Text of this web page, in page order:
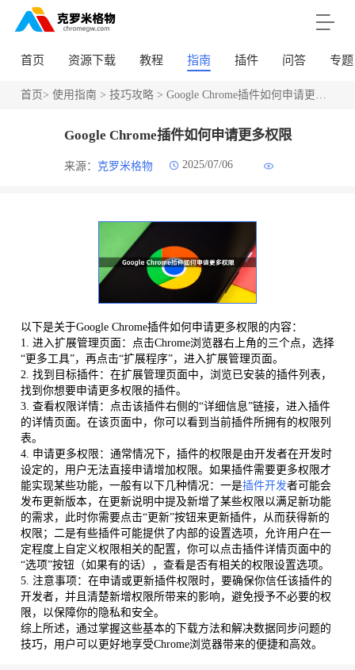
首页 资源下载 教程 指南 插件 问答 专题
首页> 使用指南 > 技巧攻略> Google Chrome插件如何申请更多权限
Google Chrome插件如何申请更多权限
来源： 克罗米格物 2025/07/06
以下是关于Google Chrome插件如何申请更多权限的内容：
1. 进入扩展管理页面：点击Chrome浏览器右上角的三个点，选择
“更多工具”，再点击“扩展程序”，进入扩展管理页面。
2. 找到目标插件：在扩展管理页面中，浏览已安装的插件列表，
找到你想要申请更多权限的插件。
3. 查看权限详情：点击该插件右侧的“详细信息”链接，进入插件
的详情页面。在该页面中，你可以看到当前插件所拥有的权限列
表。
4. 申请更多权限：通常情况下，插件的权限是由开发者在开发时
设定的，用户无法直接申请增加权限。如果插件需要更多权限才
能实现某些功能，一般有以下几种情况：一是插件开发者可能会
发布更新版本，在更新说明中提及新增了某些权限以满足新功能
的需求，此时你需要点击“更新”按钮来更新插件，从而获得新的
权限；二是有些插件可能提供了内部的设置选项，允许用户在一
定程度上自定义权限相关的配置，你可以点击插件详情页面中的
“选项”按钮（如果有的话），查看是否有相关的权限设置选项。
5. 注意事项：在申请或更新插件权限时，要确保你信任该插件的
开发者，并且清楚新增权限所带来的影响，避免授予不必要的权
限，以保障你的隐私和安全。
综上所述，通过掌握这些基本的下载方法和解决数据同步问题的
技巧，用户可以更好地享受Chrome浏览器带来的便捷和高效。